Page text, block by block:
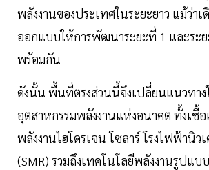
พลังงานของประเทศในระยะยาว แม้ว่าเ
ออกแบบให้การพัฒนาระยะที่ 1 และระ
พร้อมกัน
ดังนั้น พื้นที่ตรงส่วนนี้จึงเปลี่ยนแนวทาง
อุตสาหกรรมพลังงานแห่งอนาคต ทั้งเชื้อ
พลังงานไฮโดรเจน โซลาร์ โรงไฟฟ้านิว
(SMR) รวมถึงเทคโนโลยีพลังงานรูปแบ